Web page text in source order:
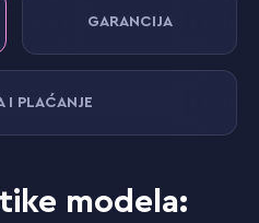
GARANCIJA
I PLAĆANJE
modela: